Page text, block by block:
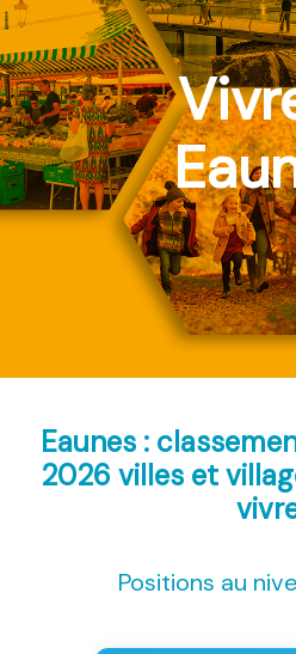
Eaunes :
2026 villes et
Positions au